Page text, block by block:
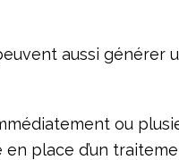
aussi générer
ou
place d’un